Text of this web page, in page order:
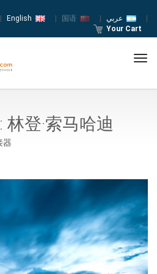
English 国语
Your Cart
登·索马哈迪
器